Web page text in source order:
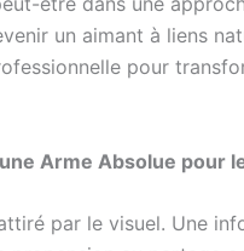
un aimant à liens
pour
Arme Absolue pour
par le visuel. Une